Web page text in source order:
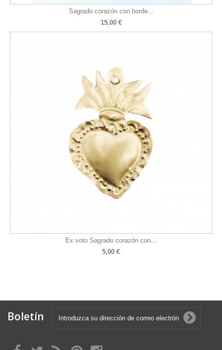
Sagrado corazón con borde...
15,00 €
Ex voto Sagrado corazón con...
5,00 €
Boletín